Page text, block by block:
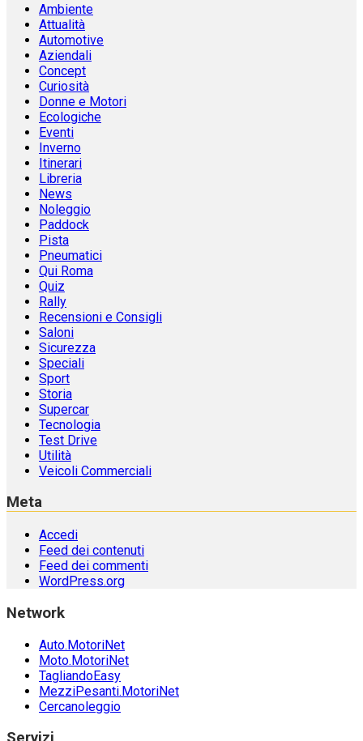
Ambiente
Attualità
Automotive
Aziendali
Concept
Curiosità
Donne e Motori
Ecologiche
Eventi
Inverno
Itinerari
Libreria
News
Noleggio
Paddock
Pista
Pneumatici
Qui Roma
Quiz
Rally
Recensioni e Consigli
Saloni
Sicurezza
Speciali
Sport
Storia
Supercar
Tecnologia
Test Drive
Utilità
Veicoli Commerciali
Meta
Accedi
Feed dei contenuti
Feed dei commenti
WordPress.org
Network
Auto.MotoriNet
Moto.MotoriNet
TagliandoEasy
MezziPesanti.MotoriNet
Cercanoleggio